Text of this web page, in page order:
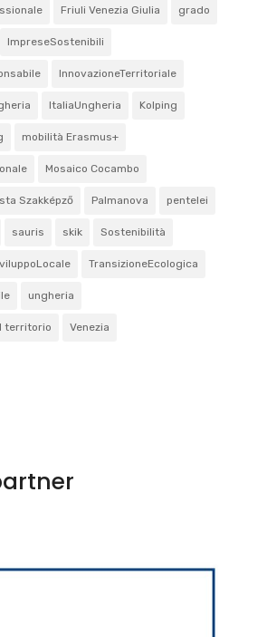
Friuli Venezia Giulia grado
ImpreseSostenibili
InnovazioneTerritoriale
ItaliaUngheria Kolping
mobilità Erasmus+
Mosaico Cocambo
Szakképző Palmanova pentelei
sauris skik Sostenibilità
TransizioneEcologica
ungheria
territorio Venezia